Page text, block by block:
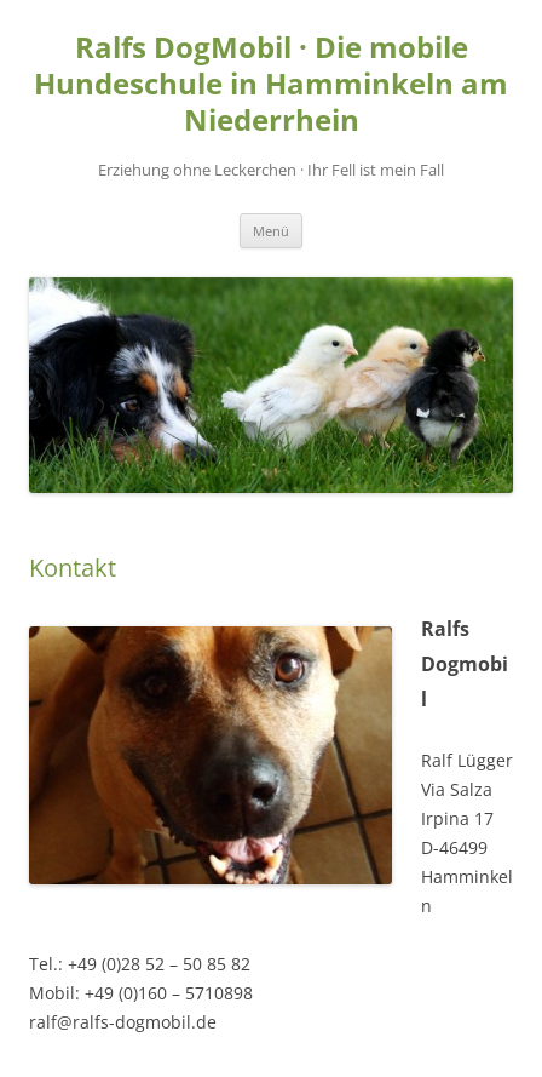
springenRalfs DogMobil · Die mobile
Hundeschule in Hamminkeln am
Niederrhein
Erziehung ohne Leckerchen · Ihr Fell ist mein Fall
Menü
Kontakt
Ralfs
Dogmobi
l
Ralf Lügger
Via Salza
Irpina 17
D-46499
Hamminkel
n
Tel.: +49 (0)28 52 – 50 85 82
Mobil: +49 (0)160 – 5710898
ralf@ralfs-dogmobil.de